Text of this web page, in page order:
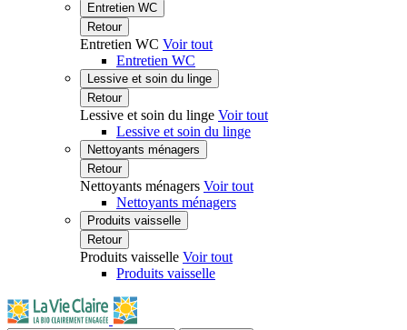
Entretien WC
Retour
Entretien WC Voir tout
Entretien WC
Lessive et soin du linge
Retour
Lessive et soin du linge Voir tout
Lessive et soin du linge
Nettoyants ménagers
Retour
Nettoyants ménagers Voir tout
Nettoyants ménagers
Produits vaisselle
Retour
Produits vaisselle Voir tout
Produits vaisselle